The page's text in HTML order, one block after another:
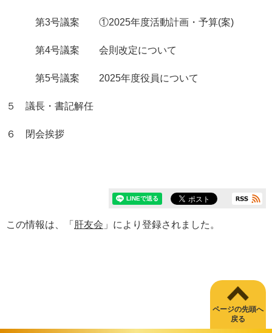
第3号議案 ①2025年度活動計画・予算(案)
第4号議案 会則改定について
第5号議案 2025年度役員について
５ 議長・書記解任
６ 閉会挨拶
この情報は、「 肝友会 」により登録されました。
ページの先頭へ
戻る